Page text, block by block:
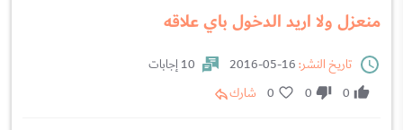
منعزل ولا اريد الدخول باي علاقه
تاريخ النشر:
10 إجابات
0
0
0 شارك